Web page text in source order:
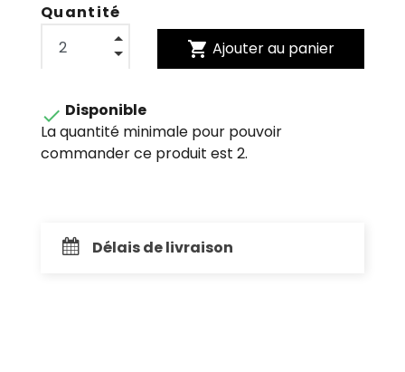
Quantité
shopping_cart Ajouter au panier
 Disponible
La quantité minimale pour pouvoir
commander ce produit est 2.
Délais de livraison